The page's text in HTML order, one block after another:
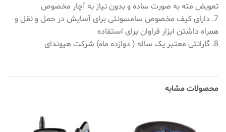
تعویض مته به صورت ساده و بدون نیاز به آچار مخصوص
7. دارای کیف مخصوص سامسونتی برای آسایش در حمل و نقل و
همراه داشتن ابزار فراوان برای استفاده
8. گارانتی معتبر یک ساله ( دوازده ماه) شرکت هیوندای
محصولات مشابه